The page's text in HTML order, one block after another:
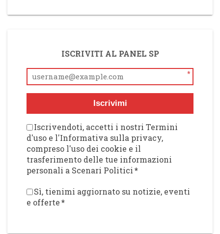
ISCRIVITI AL PANEL SP
*
Iscrivimi
Iscrivendoti, accetti i nostri Termini
d'uso e l'Informativa sulla privacy,
compreso l'uso dei cookie e il
trasferimento delle tue informazioni
personali a Scenari Politici*
Sì, tienimi aggiornato su notizie, eventi
e offerte*